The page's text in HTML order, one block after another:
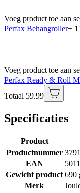
Voeg product toe aan
Perfax Behangroller+
Voeg product toe aan
Perfax Ready & Roll
Totaal 59.99
Specificaties
Product
Productnummer
EAN
Gewicht product 690
Merk